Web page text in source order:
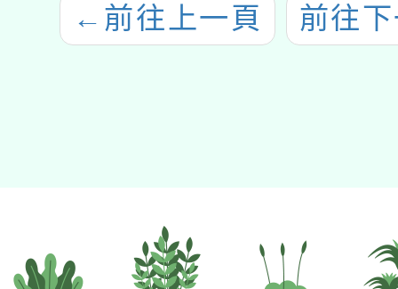
← 前往上一頁 前往